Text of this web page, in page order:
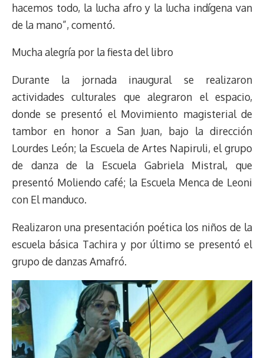
hacemos todo, la lucha afro y la lucha indígena van
de la mano”, comentó.
Mucha alegría por la fiesta del libro
Durante la jornada inaugural se realizaron
actividades culturales que alegraron el espacio,
donde se presentó el Movimiento magisterial de
tambor en honor a San Juan, bajo la dirección
Lourdes León; la Escuela de Artes Napiruli, el grupo
de danza de la Escuela Gabriela Mistral, que
presentó Moliendo café; la Escuela Menca de Leoni
con El manduco.
Realizaron una presentación poética los niños de la
escuela básica Tachira y por último se presentó el
grupo de danzas Amafró.